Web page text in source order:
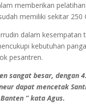
memberikan
memiliki sekitar
dalam
kebutuhan
pesantren.
sangat besar, dengan
dapat mencetak
” kata Agus.